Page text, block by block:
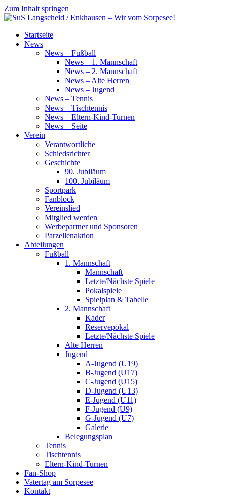
Zum Inhalt springen
SuS
Langscheid
Startseite
News
News – Fußball
News – 1. Mannschaft
News – 2. Mannschaft
News – Alte Herren
News – Jugend
News – Tennis
News – Tischtennis
News – Eltern-Kind-Turnen
News – Seite
Verein
Verantwortliche
Schiedsrichter
Geschichte
90. Jubiläum
100. Jubiläum
Sportpark
Fanblock
Vereinslied
Mitglied werden
Werbepartner und Sponsoren
Parzellenaktion
Abteilungen
Fußball
1. Mannschaft
Mannschaft
Letzte/Nächste Spiele
Pokalspiele
Spielplan & Tabelle
2. Mannschaft
Kader
Reservepokal
Letzte/Nächste Spiele
Alte Herren
Jugend
A-Jugend (U19)
B-Jugend (U17)
C-Jugend (U15)
D-Jugend (U13)
E-Jugend (U11)
F-Jugend (U9)
G-Jugend (U7)
Galerie
Belegungsplan
Tennis
Tischtennis
Eltern-Kind-Turnen
Fan-Shop
Vatertag am Sorpesee
Kontakt